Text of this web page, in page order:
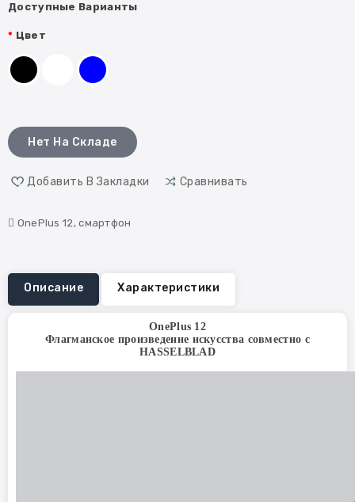
Доступные Варианты
Цвет
Нет На Складе
Добавить В Закладки Сравнивать
OnePlus 12,смартфон
Описание Характеристики
OnePlus 12
Флагманское произведение искусства совместно с
HASSELBLAD